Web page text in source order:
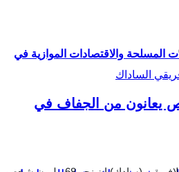
المسلحة والاقتصادات الموازية في
شخص يعانون من الجفاف في